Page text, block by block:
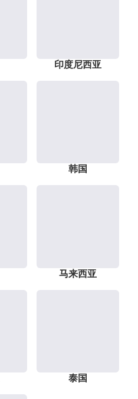
印度尼西亚
韩国
马来西亚
泰国